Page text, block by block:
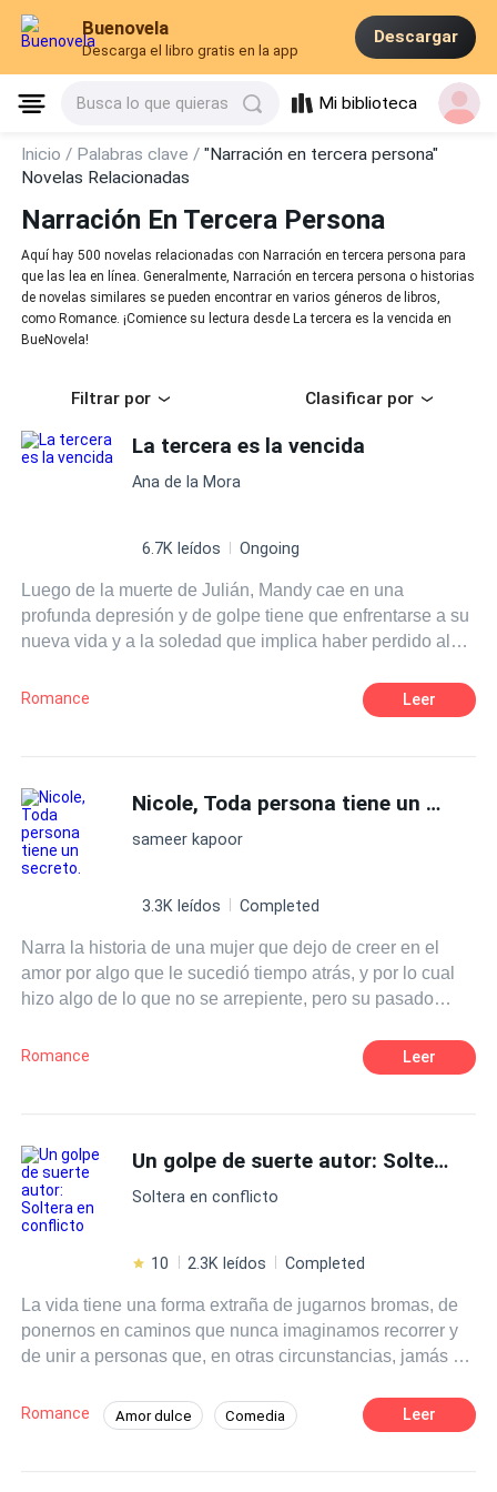
Buenovela
Descarga el libro gratis en la app
Descargar
Busca lo que quieras Mi biblioteca
Inicio / Palabras clave /"Narración en tercera persona"
Novelas Relacionadas
Narración En Tercera Persona
Aquí hay 500 novelas relacionadas con Narración en tercera persona para
que las lea en línea. Generalmente, Narración en tercera persona o historias
de novelas similares se pueden encontrar en varios géneros de libros,
como Romance. ¡Comience su lectura desde La tercera es la vencida en
BueNovela!
Filtrar por Clasificar por
La tercera es la vencida
Ana de la Mora
6.7K leídos Ongoing
Luego de la muerte de Julián, Mandy cae en una
profunda depresión y de golpe tiene que enfrentarse a su
nueva vida y a la soledad que implica haber perdido al
el rumbo y encamine su vida, pero aparece un hombre en
su vida que le trae recuerdos del pasado y la vuelve a
enfrentarse a si misma, a las jugadas de su mente, a lo
que había creído toda su vida y solo para confirmar que la
tercera es la vencida.
Romance Leer
Nicole, Toda persona tiene un secreto.
sameer kapoor
3.3K leídos Completed
Narra la historia de una mujer que dejo de creer en el
amor por algo que le sucedió tiempo atrás, y por lo cual
hizo algo de lo que no se arrepiente, pero su pasado
vida le enseñara que el amor puede presentarse en
varias formas.Cabe mencionar que esta no es una
Romance Leer
Un golpe de suerte autor: Soltera en conflicto
Soltera en conflicto
10 2.3K leídos Completed
La vida tiene una forma extraña de jugarnos bromas, de
ponernos en caminos que nunca imaginamos recorrer y
de unir a personas que, en otras circunstancias, jamás se
Dueño de una mente aguda para los negocios y de un
atractivo innegable, ha vivido bajo sus propias reglas: sin
Romance Amor dulce Comedia Leer